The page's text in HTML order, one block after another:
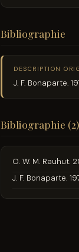
Bibliographie
DESCRIPTION
J. F. Bonaparte.
Bibliographie (2)
O. W. M.
J. F. Bonaparte.